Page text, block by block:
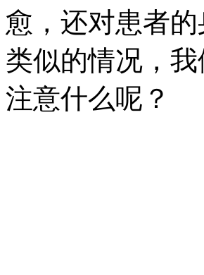
愈，还对患者
类似的情况，
注意什么呢？